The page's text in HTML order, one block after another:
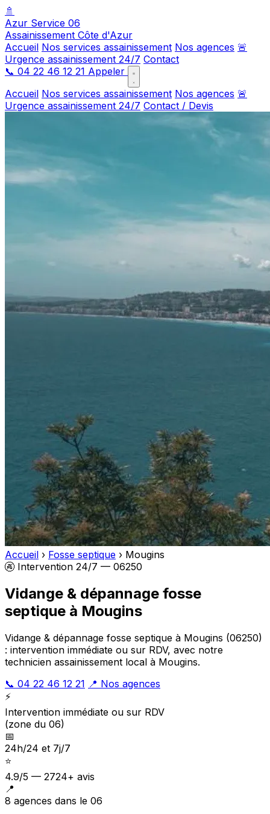
🚿
Azur Service 06
Assainissement Côte d'Azur
Accueil Nos services assainissement Nos agences 🚨
Urgence assainissement 24/7 Contact
📞 04 22 46 12 21 Appeler
Accueil Nos services assainissement Nos agences 🚨
Urgence assainissement 24/7 Contact / Devis
Accueil › Fosse septique › Mougins
🚱 Intervention 24/7 — 06250
Vidange & dépannage fosse
septique à Mougins
Vidange & dépannage fosse septique à Mougins (06250)
: intervention immédiate ou sur RDV, avec notre
technicien assainissement local à Mougins.
📞 04 22 46 12 21 📍 Nos agences
⚡
Intervention immédiate ou sur RDV
(zone du 06)
📅
24h/24 et 7j/7
⭐
4.9/5 — 2724+ avis
📍
8 agences dans le 06